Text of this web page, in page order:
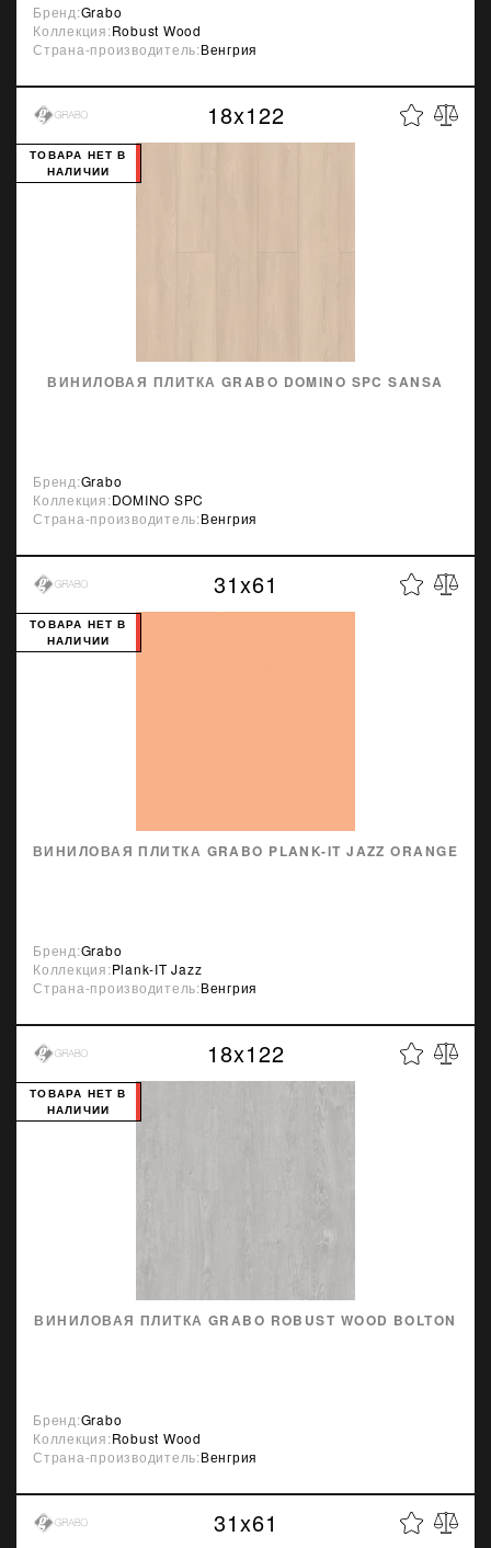
Бренд:Grabo
Коллекция:Robust Wood
Страна-производитель:Венгрия
18x122
ВИНИЛОВАЯ ПЛИТКА GRABO DOMINO SPC SANSA
ТОВАРА НЕТ В
НАЛИЧИИ
Бренд:Grabo
Коллекция:DOMINO SPC
Страна-производитель:Венгрия
31x61
ВИНИЛОВАЯ ПЛИТКА GRABO PLANK-IT JAZZ ORANGE
ТОВАРА НЕТ В
НАЛИЧИИ
Бренд:Grabo
Коллекция:Plank-IT Jazz
Страна-производитель:Венгрия
18x122
ВИНИЛОВАЯ ПЛИТКА GRABO ROBUST WOOD BOLTON
ТОВАРА НЕТ В
НАЛИЧИИ
Бренд:Grabo
Коллекция:Robust Wood
Страна-производитель:Венгрия
31x61